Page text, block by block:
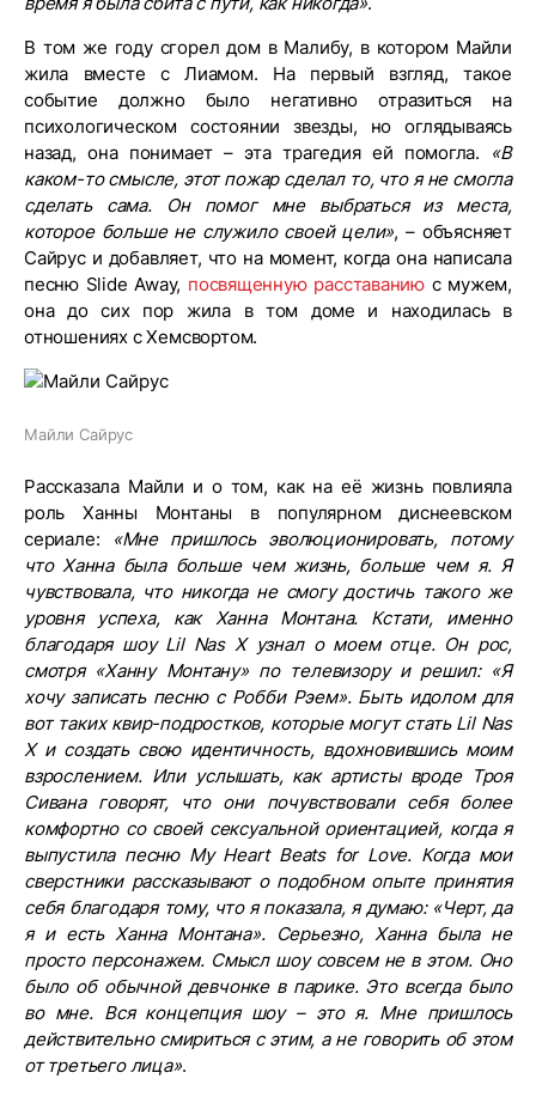
В том же году сгорел дом в Малибу, в котором Майли
жила вместе с Лиамом. На первый взгляд, такое
событие должно было негативно отразиться на
психологическом состоянии звезды, но оглядываясь
назад, она понимает – эта трагедия ей помогла. «В
каком-то смысле, этот пожар сделал то, что я не смогла
сделать сама. Он помог мне выбраться из места,
которое больше не служило своей цели», – объясняет
Сайрус и добавляет, что на момент, когда она написала
песню Slide Away, посвященную расставанию с мужем,
она до сих пор жила в том доме и находилась в
отношениях с Хемсвортом.
Майли Сайрус
Рассказала Майли и о том, как на её жизнь повлияла
роль Ханны Монтаны в популярном диснеевском
сериале:
«Мне пришлось эволюционировать, потому
что Ханна была больше чем жизнь, больше чем я. Я
чувствовала, что никогда не смогу достичь такого же
уровня успеха, как Ханна Монтана. Кстати, именно
благодаря шоу Lil Nas X узнал о моем отце. Он рос,
смотря «Ханну Монтану» по телевизору и решил: «Я
хочу записать песню с Робби Рэем». Быть идолом для
вот таких квир-подростков, которые могут стать Lil Nas
X и создать свою идентичность, вдохновившись моим
взрослением. Или услышать, как артисты вроде Троя
Сивана говорят, что они почувствовали себя более
комфортно со своей сексуальной ориентацией, когда я
выпустила песню My Heart Beats for Love. Когда мои
сверстники рассказывают о подобном опыте принятия
себя благодаря тому, что я показала, я думаю: «Черт, да
я и есть Ханна Монтана». Серьезно, Ханна была не
просто персонажем. Смысл шоу совсем не в этом. Оно
было об обычной девчонке в парике. Это всегда было
во мне. Вся концепция шоу – это я. Мне пришлось
действительно смириться с этим, а не говорить об этом
от третьего лица».